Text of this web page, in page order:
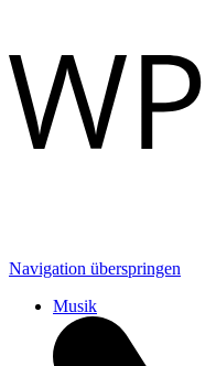
Navigation überspringen
Musik